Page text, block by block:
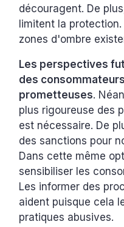
découragent. De
limitent la
zones d'ombre
Les perspectives
des
prometteuses.
plus rigoureuse des
est nécessaire. De
des sanctions pour
Dans cette même
sensibiliser les
Les informer des
aident puisque cela
pratiques abusives.